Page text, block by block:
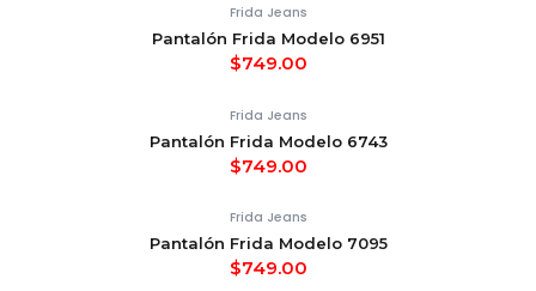
Frida Jeans
Pantalón Frida Modelo 6951
$749.00
Frida Jeans
Pantalón Frida Modelo 6743
$749.00
Frida Jeans
Pantalón Frida Modelo 7095
$749.00